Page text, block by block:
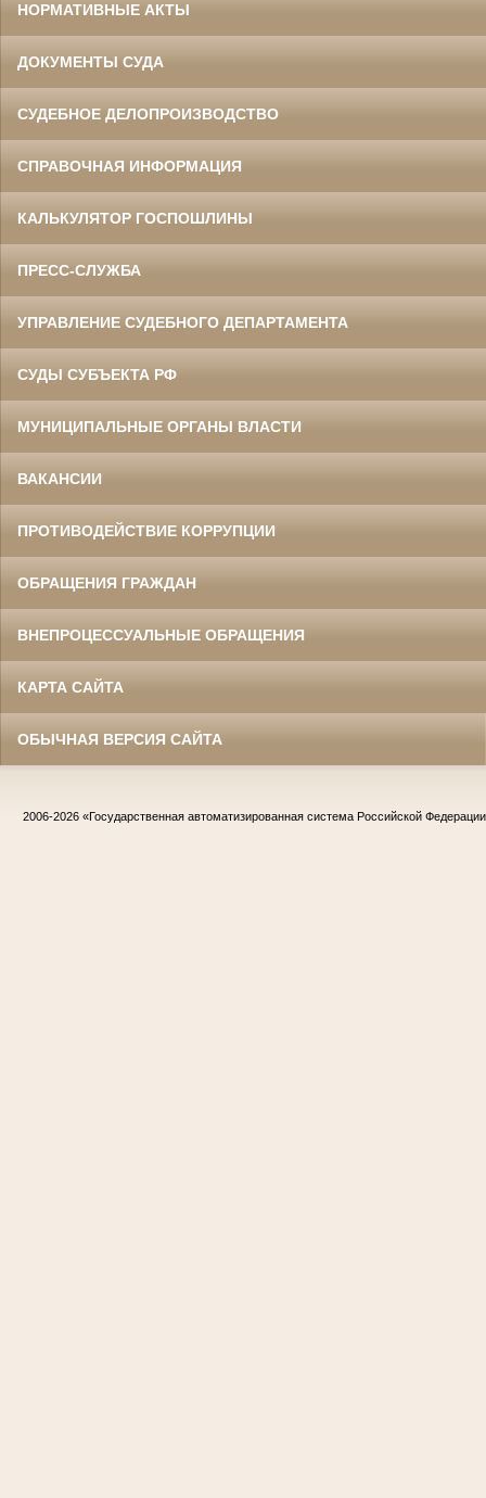
НОРМАТИВНЫЕ АКТЫ
ДОКУМЕНТЫ СУДА
СУДЕБНОЕ ДЕЛОПРОИЗВОДСТВО
СПРАВОЧНАЯ ИНФОРМАЦИЯ
КАЛЬКУЛЯТОР ГОСПОШЛИНЫ
ПРЕСС-СЛУЖБА
УПРАВЛЕНИЕ СУДЕБНОГО ДЕПАРТАМЕНТА
СУДЫ СУБЪЕКТА РФ
МУНИЦИПАЛЬНЫЕ ОРГАНЫ ВЛАСТИ
ВАКАНСИИ
ПРОТИВОДЕЙСТВИЕ КОРРУПЦИИ
ОБРАЩЕНИЯ ГРАЖДАН
ВНЕПРОЦЕССУАЛЬНЫЕ ОБРАЩЕНИЯ
КАРТА САЙТА
ОБЫЧНАЯ ВЕРСИЯ САЙТА
2006-2026 «Государственная автоматизированная система Российской